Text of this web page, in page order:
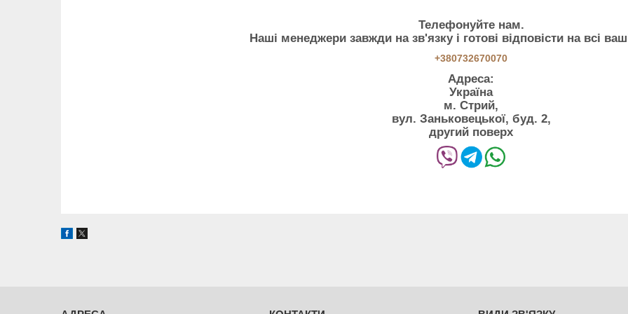
Телефонуйте нам.
Наші менеджери завжди на зв'язку і готові відповісти на всі
+380732670070
Адреса:
Україна
м. Стрий,
вул. Заньковецької, буд. 2,
другий поверх